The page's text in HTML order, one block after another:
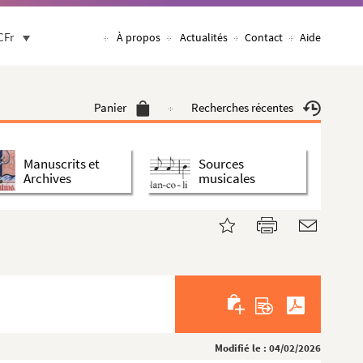
À propos Actualités Contact Aide
Panier Recherches récentes
Manuscrits et
Archives
Sources
musicales
Modifié le : 04/02/2026